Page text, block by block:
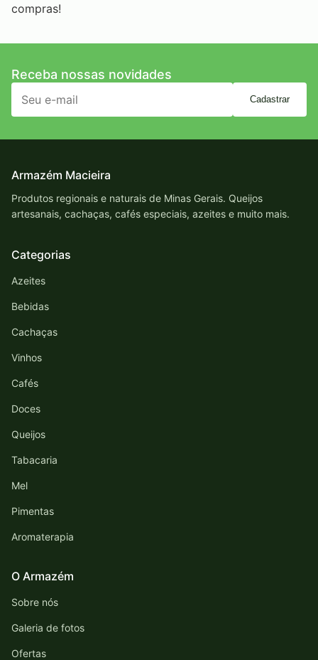
compras!
Receba nossas novidades
Cadastrar
Armazém Macieira
Produtos regionais e naturais de Minas Gerais. Queijos
artesanais, cachaças, cafés especiais, azeites e muito mais.
Categorias
Azeites
Bebidas
Cachaças
Vinhos
Cafés
Doces
Queijos
Tabacaria
Mel
Pimentas
Aromaterapia
O Armazém
Sobre nós
Galeria de fotos
Ofertas